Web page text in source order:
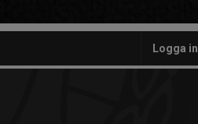
Logga in